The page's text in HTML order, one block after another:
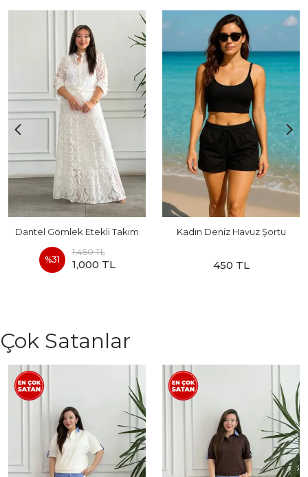
Dantel Gömlek Etekli Takım
%31
1,450 TL
1,000 TL
Kadın Deniz Havuz Şortu
450 TL
Çok Satanlar